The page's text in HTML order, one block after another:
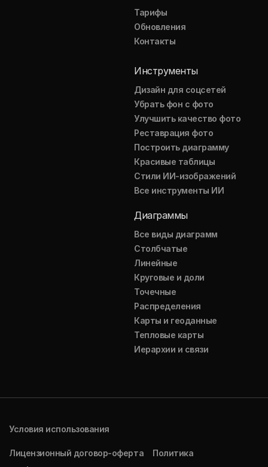
Тарифы
Обновления
Контакты
Инструменты
Дизайн для соцсетей
Убрать фон с фото
Улучшить качество фото
Реставрация фото
Построить диаграмму
Красивые таблицы
Стили ИИ-изображений
Все инструменты ИИ
Диаграммы
Все виды диаграмм
Столбчатые
Линейные
Круговые и доли
Точечные
Распределения
Карты и геоданные
Тепловые карты
Иерархии и связи
Условия использования
Лицензионный договор-оферта
Политика